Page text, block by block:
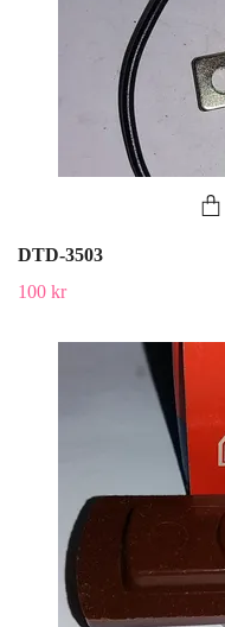
DTD-3503
100 kr